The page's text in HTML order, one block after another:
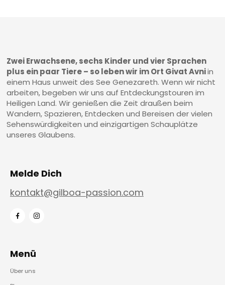
Zwei Erwachsene, sechs Kinder und vier Sprachen
plus ein paar Tiere – so leben wir im Ort Givat Avniin
einem Haus unweit des See Genezareth. Wenn wir nicht
arbeiten, begeben wir uns auf Entdeckungstouren im
Heiligen Land. Wir genießen die Zeit draußen beim
Wandern, Spazieren, Entdecken und Bereisen der vielen
Sehenswürdigkeiten und einzigartigen Schauplätze
unseres Glaubens.
Melde Dich
kontakt@gilboa-passion.com
Menü
Über uns